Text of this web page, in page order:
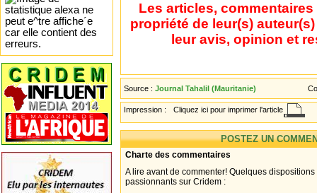
Les articles,
propriété de leur(s)
leur avis, opinion et
Source : Journal Tahalil (Mauritanie)
Impression : Cliquez ici pour imprimer l'article
POSTEZ UN
Charte des commentaires
A lire avant de commenter! Quelques
passionnants sur Cridem :